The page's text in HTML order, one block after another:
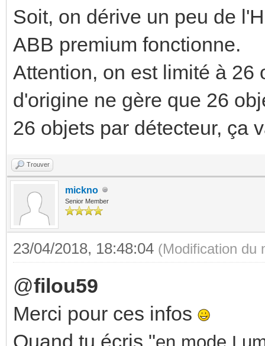
Soit, on dérive un peu de
ABB premium fonctionne.
Attention, on est limité à 26
d'origine ne gère que 26
26 objets par détecteur, ça
Trouver
mickno
Senior Member
23/04/2018, 18:48:04 (Modification du
@filou59
Merci pour ces infos
Quand tu écris "